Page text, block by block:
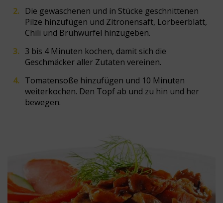
Die gewaschenen und in Stücke geschnittenen
Pilze hinzufügen und Zitronensaft, Lorbeerblatt,
Chili und Brühwürfel hinzugeben.
3 bis 4 Minuten kochen, damit sich die
Geschmäcker aller Zutaten vereinen.
Tomatensoße hinzufügen und 10 Minuten
weiterkochen. Den Topf ab und zu hin und her
bewegen.